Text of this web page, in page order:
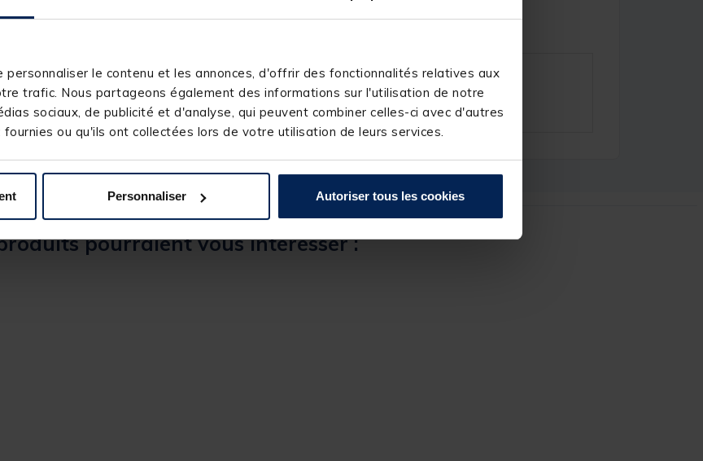
personnaliser le contenu et les annonces, d'offrir des fonctionnalités relatives aux
trafic. Nous partageons également des informations sur l'utilisation de notre
sociaux, de publicité et d'analyse, qui peuvent combiner celles-ci avec d'autres
ou qu'ils ont collectées lors de votre utilisation de leurs services.
Personnaliser Autoriser tous les cookies
239915-1
TRAKKER
pourraient vous intéresser :